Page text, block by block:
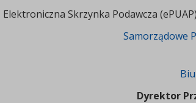
Elektroniczna Skrzynka Podawcza
Samorządowe
Dyrektor